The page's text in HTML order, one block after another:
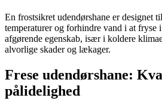
En frostsikret udendørshane er designet
temperaturer og forhindre vand i at fryse
afgørende egenskab, især i koldere
alvorlige skader og lækager.
Frese udendørshane:
pålidelighed